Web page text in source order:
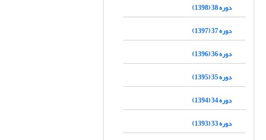
دوره 38 (1398)
دوره 37 (1397)
دوره 36 (1396)
دوره 35 (1395)
دوره 34 (1394)
دوره 33 (1393)